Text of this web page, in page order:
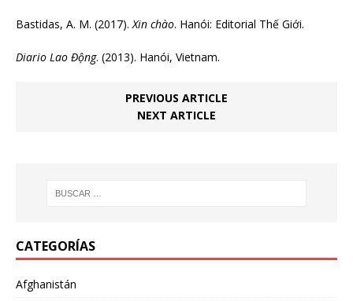
Bastidas, A. M. (2017).Xin chào. Hanói: Editorial Thế Giới.
Diario Lao Động. (2013). Hanói, Vietnam.
PREVIOUS ARTICLE
NEXT ARTICLE
CATEGORÍAS
Afghanistán